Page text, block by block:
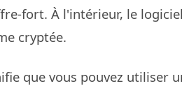
fort. À l'intérieur, le
cryptée.
que vous pouvez utiliser